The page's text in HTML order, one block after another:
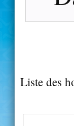
Liste des